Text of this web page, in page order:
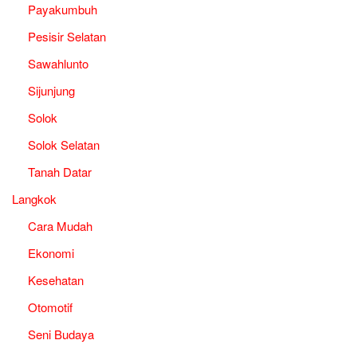
Payakumbuh
Pesisir Selatan
Sawahlunto
Sijunjung
Solok
Solok Selatan
Tanah Datar
Langkok
Cara Mudah
Ekonomi
Kesehatan
Otomotif
Seni Budaya